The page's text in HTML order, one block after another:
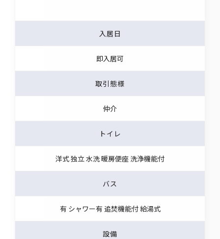
入居日
即入居可
取引態様
仲介
トイレ
洋式 独立 水洗 暖房便座 洗浄機能付
バス
有 シャワー有 追焚機能付 給湯式
設備